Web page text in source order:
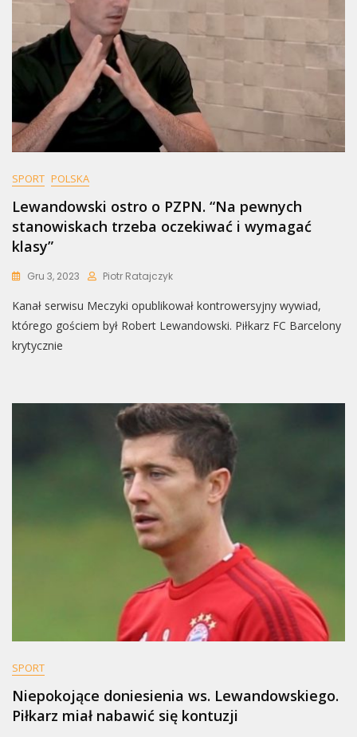
SPORT POLSKA
Lewandowski ostro o PZPN. “Na pewnych
stanowiskach trzeba oczekiwać i wymagać
klasy”
Gru 3, 2023 Piotr Ratajczyk
Kanał serwisu Meczyki opublikował kontrowersyjny wywiad,
którego gościem był Robert Lewandowski. Piłkarz FC Barcelony
krytycznie
SPORT
Niepokojące doniesienia ws. Lewandowskiego.
Piłkarz miał nabawić się kontuzji